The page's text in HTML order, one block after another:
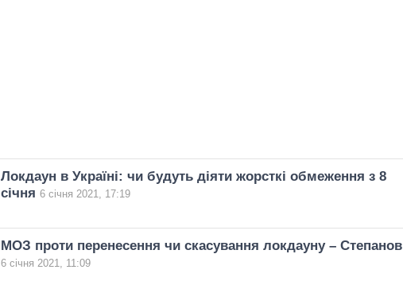
Локдаун в Україні: чи будуть діяти жорсткі обмеження з 8
січня 6 січня 2021, 17:19
МОЗ проти перенесення чи скасування локдауну – Степанов
6 січня 2021, 11:09